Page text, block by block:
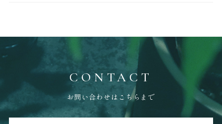
CONTACT
お問い合わせはこちらまで